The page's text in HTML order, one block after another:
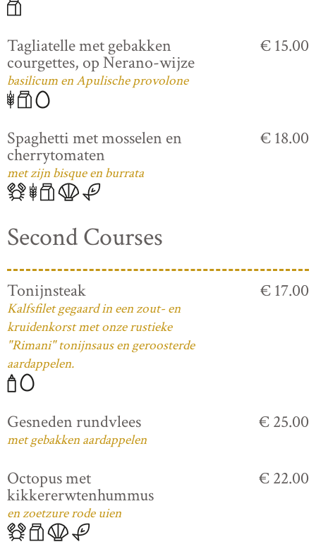
Tagliatelle met gebakken
courgettes, op Nerano-wijze
basilicum en Apulische provolone
€ 15.00
Spaghetti met mosselen en
cherrytomaten
met zijn bisque en burrata
€ 18.00
Second Courses
Tonijnsteak
Kalfsfilet gegaard in een zout- en
kruidenkorst met onze rustieke
"Rimani" tonijnsaus en geroosterde
aardappelen.
€ 17.00
Gesneden rundvlees
met gebakken aardappelen
€ 25.00
Octopus met
kikkererwtenhummus
en zoetzure rode uien
€ 22.00